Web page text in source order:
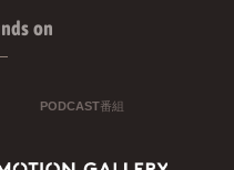
on
PODCAST番組